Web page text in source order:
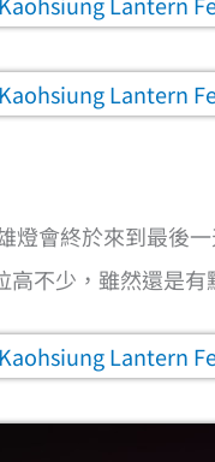
燈會終於來到最後
高不少，雖然還是有